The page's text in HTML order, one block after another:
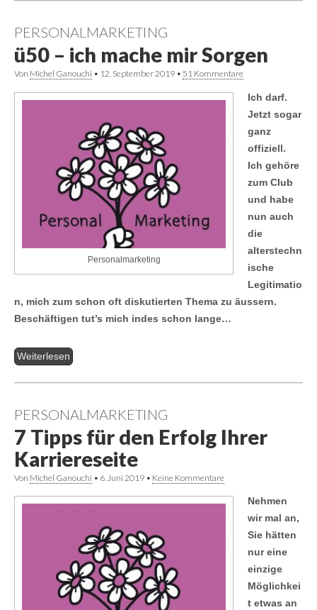
PERSONALMARKETING
ü50 – ich mache mir Sorgen
Von Michel Ganouchi • 12. September 2019 • 51 Kommentare
Personalmarketing
Ich darf.
Jetzt sogar
ganz
offiziell.
Ich gehöre
zum Club
und habe
nun auch
die
alterstechn
ische
Legitimatio
n, mich zum schon oft diskutierten Thema zu äussern.
Beschäftigen tut’s mich indes schon lange…
Weiterlesen
PERSONALMARKETING
7 Tipps für den Erfolg Ihrer
Karriereseite
Von Michel Ganouchi • 6. Juni 2019 • Keine Kommentare
Nehmen
wir mal an,
Sie hätten
nur eine
einzige
Möglichkei
t etwas an